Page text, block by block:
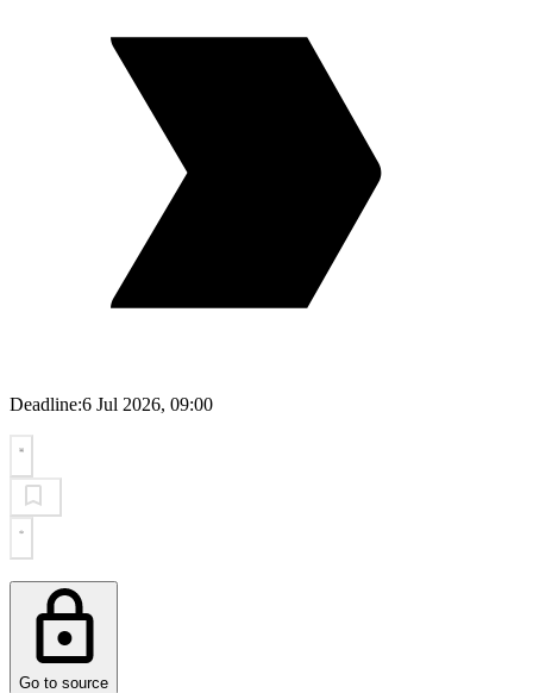
Deadline:6 Jul 2026, 09:00
Go to source